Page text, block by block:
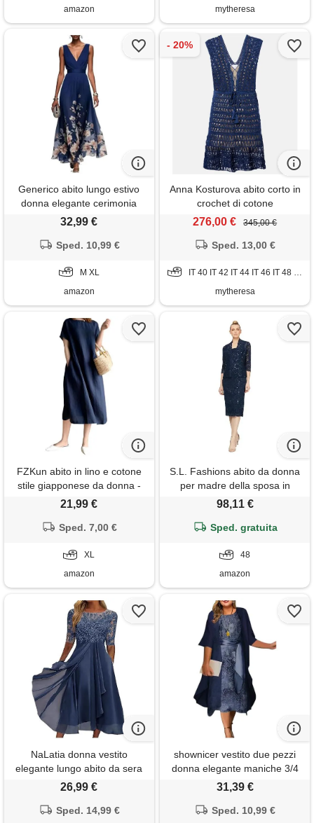
amazon mytheresa
Generico abito lungo estivo
donna elegante cerimonia
vestito matrimonio invitata
scollo a v sexy maxi taglie forti
spiaggia vacanza moda 2026
(a09, m)
32,99 €
Sped. 10,99 €
M XL
amazon
Anna Kosturova abito corto in
crochet di cotone
276,00 € 345,00 €
Sped. 13,00 €
IT 40 IT 42 IT 44 IT 46 IT 48 IT 50
mytheresa
FZKun abito in lino e cotone
stile giapponese da donna -
taglie forti colore solido
abito estivo casual con tasche
basic (xl, marina)
21,99 €
Sped. 7,00 €
XL
amazon
S.L. Fashions abito da donna
per madre della sposa in
pizzo con paillettes e giacca
forti) abito per occasioni
marina militare, 48
98,11 €
Sped. gratuita
48
amazon
NaLatia donna vestito
elegante lungo abito da sera
scollo a v manica corta
aderente abito estivo taglie
26,99 €
Sped. 14,99 €
shownicer vestito due pezzi
donna elegante maniche 3/4
stampe abiti al ginocchio
cerimonia cocktail a marina
31,39 €
Sped. 10,99 €